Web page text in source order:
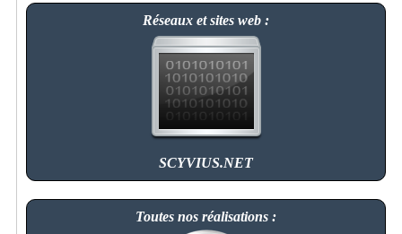
Réseaux et sites web :
SCYVIUS.NET
Toutes nos réalisations :